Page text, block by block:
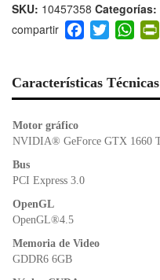
SKU: 10457358 Categorías:
F
a
e
b
o
T
wi
er
W
h
s
A
p
Características Técnicas
Motor gráfico
NVIDIA® GeForce GTX 1660
Bus
PCI Express 3.0
OpenGL
OpenGL®4.5
Memoria de Video
GDDR6 6GB